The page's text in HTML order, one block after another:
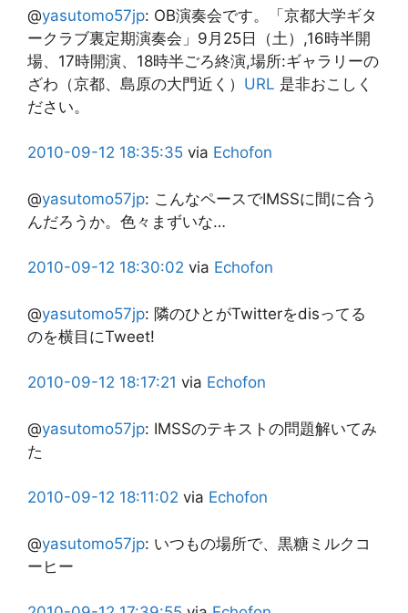
@yasutomo57jp: OB演奏会です。「京都大学ギタ
ークラブ裏定期演奏会」9月25日（土）,16時半開
場、17時開演、18時半ごろ終演,場所:ギャラリーの
ざわ（京都、島原の大門近く） URL 是非おこしく
ださい。
2010-09-12 18:35:35 via Echofon
@yasutomo57jp: こんなペースでIMSSに間に合う
んだろうか。色々まずいな…
2010-09-12 18:30:02 via Echofon
@yasutomo57jp: 隣のひとがTwitterをdisってる
のを横目にTweet!
2010-09-12 18:17:21 via Echofon
@yasutomo57jp: IMSSのテキストの問題解いてみ
た
2010-09-12 18:11:02 via Echofon
@yasutomo57jp: いつもの場所で、黒糖ミルクコ
ーヒー